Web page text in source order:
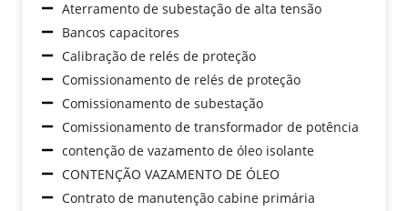
Aterramento de subestação de alta tensão
Bancos capacitores
Calibração de relés de proteção
Comissionamento de relés de proteção
Comissionamento de subestação
Comissionamento de transformador de potência
contenção de vazamento de óleo isolante
CONTENÇÃO VAZAMENTO DE ÓLEO
Contrato de manutenção cabine primária